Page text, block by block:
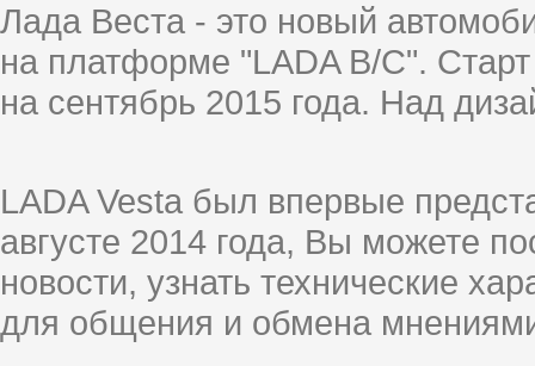
Лада Веста - это новый
на платформе "LADA B/C".
на сентябрь 2015 года. Над
LADA Vesta был впервые
августе 2014 года, Вы можете
новости, узнать технические
для общения и обмена